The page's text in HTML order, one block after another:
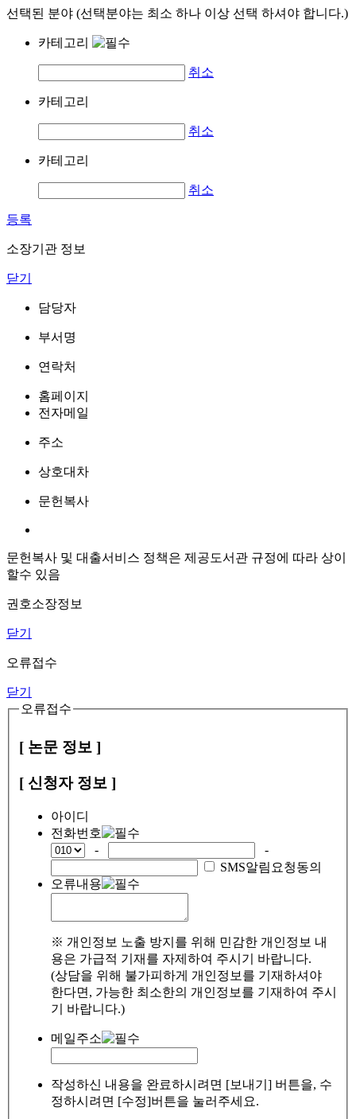
선택된 분야 (선택분야는 최소 하나 이상 선택 하셔야 합니다.)
카테고리
취소
카테고리
취소
카테고리
취소
등록
소장기관 정보
닫기
담당자
부서명
연락처
홈페이지
전자메일
주소
상호대차
문헌복사
문헌복사 및 대출서비스 정책은 제공도서관 규정에 따라 상이
할수 있음
권호소장정보
닫기
오류접수
닫기
오류접수
[ 논문 정보 ]
[ 신청자 정보 ]
아이디
전화번호
-
-
SMS알림요청동의
오류내용
※ 개인정보 노출 방지를 위해 민감한 개인정보 내
용은 가급적 기재를 자제하여 주시기 바랍니다.
(상담을 위해 불가피하게 개인정보를 기재하셔야
한다면, 가능한 최소한의 개인정보를 기재하여 주시
기 바랍니다.)
메일주소
작성하신 내용을 완료하시려면 [보내기] 버튼을, 수
정하시려면 [수정]버튼을 눌러주세요.